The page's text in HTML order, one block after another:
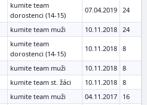
kumite team
dorostenci (14-15)
07.04.2019 24
kumite team muži 10.11.2018 24
kumite team
dorostenci (14-15)
10.11.2018 8
kumite team muži 10.11.2018 8
kumite team st. žáci 10.11.2018 8
kumite team muži 04.11.2017
16